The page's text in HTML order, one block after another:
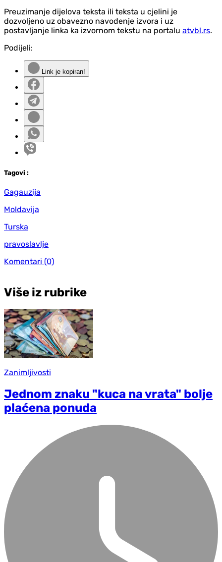
Preuzimanje dijelova teksta ili teksta u cjelini je
dozvoljeno uz obavezno navođenje izvora i uz
postavljanje linka ka izvornom tekstu na portalu atvbl.rs.
Podijeli:
Link je kopiran!
Tagovi :
Gagauzija
Moldavija
Turska
pravoslavlje
Komentari (0)
Više iz rubrike
Zanimljivosti
Jednom znaku "kuca na vrata" bolje
plaćena ponuda